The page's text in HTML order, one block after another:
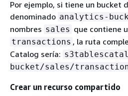
Por ejemplo, si tiene un bucket
denominado analytics-
nombres sales que contiene
transactions , la ruta
Catalog sería:
bucket/sales/
Crear un recurso compartido